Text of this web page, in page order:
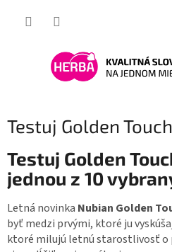
Testuj Golden Touch
Testuj Golden
jednou z 10
Letná novinka Nubian Golden
byť medzi prvými, ktoré ju
ktoré milujú letnú starostlivosť o